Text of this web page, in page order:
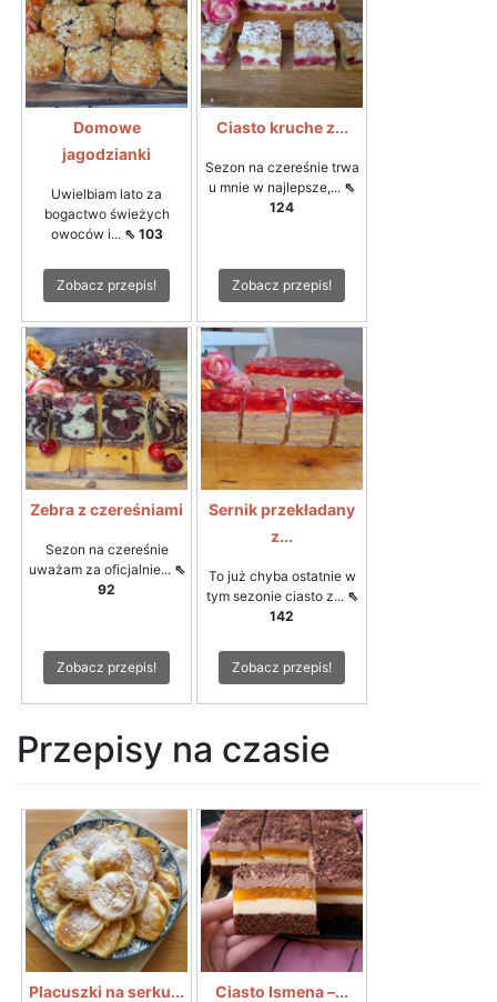
Domowe
jagodzianki
Uwielbiam lato za
bogactwo świeżych
owoców i... ⇖ 103
Zobacz przepis!
Ciasto kruche z...
Sezon na czereśnie trwa
u mnie w najlepsze,... ⇖
124
Zobacz przepis!
Zebra z czereśniami
Sezon na czereśnie
uważam za oficjalnie... ⇖
92
Zobacz przepis!
Sernik przekładany
z...
To już chyba ostatnie w
tym sezonie ciasto z... ⇖
142
Zobacz przepis!
Przepisy na czasie
Placuszki na serku... Ciasto Ismena –...